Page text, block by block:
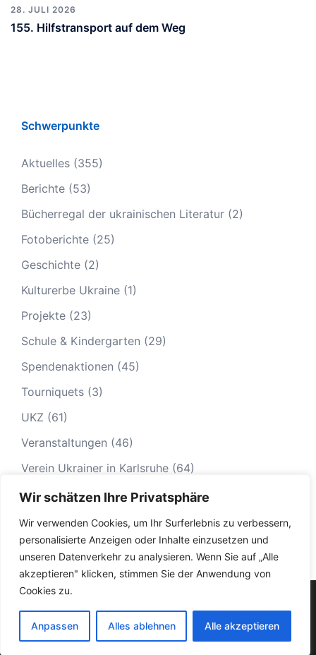
Wir schätzen Ihre Privatsphäre
Wir verwenden Cookies, um Ihr Surferlebnis zu verbessern,
personalisierte Anzeigen oder Inhalte einzusetzen und
unseren Datenverkehr zu analysieren. Wenn Sie auf „Alle
akzeptieren" klicken, stimmen Sie der Anwendung von
Cookies zu.
Anpassen Alles ablehnen Alle akzeptieren
28. JULI 2026
155. Hilfstransport auf dem Weg
Schwerpunkte
Aktuelles (355)
Berichte (53)
Bücherregal der ukrainischen Literatur (2)
Fotoberichte (25)
Geschichte (2)
Kulturerbe Ukraine (1)
Projekte (23)
Schule & Kindergarten (29)
Spendenaktionen (45)
Tourniquets (3)
UKZ (61)
Veranstaltungen (46)
Verein Ukrainer in Karlsruhe (64)
Datenschutz|Termine - Veranstaltungen